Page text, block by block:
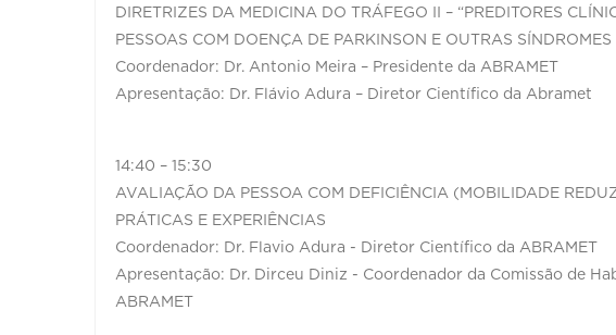
DIRETRIZES DA MEDICINA DO TRÁFEGO II – “PREDITORES
PESSOAS COM DOENÇA DE PARKINSON E OUTRAS
Coordenador: Dr. Antonio Meira – Presidente da ABRAMET
Apresentação: Dr. Flávio Adura – Diretor Científico da Abramet
14:40 – 15:30
AVALIAÇÃO DA PESSOA COM DEFICIÊNCIA (MOBILIDADE
PRÁTICAS E EXPERIÊNCIAS
Coordenador: Dr. Flavio Adura - Diretor Científico da ABRAMET
Apresentação: Dr. Dirceu Diniz - Coordenador da Comissão de
ABRAMET